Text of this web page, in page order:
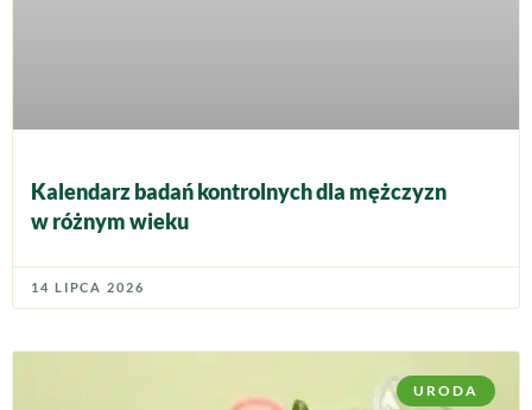
Kalendarz badań kontrolnych dla mężczyzn
w różnym wieku
14 LIPCA 2026
URODA